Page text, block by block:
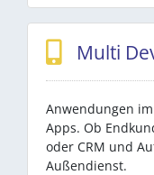
Multi
Anwendungen
Apps. Ob
oder CRM und
Außendienst.